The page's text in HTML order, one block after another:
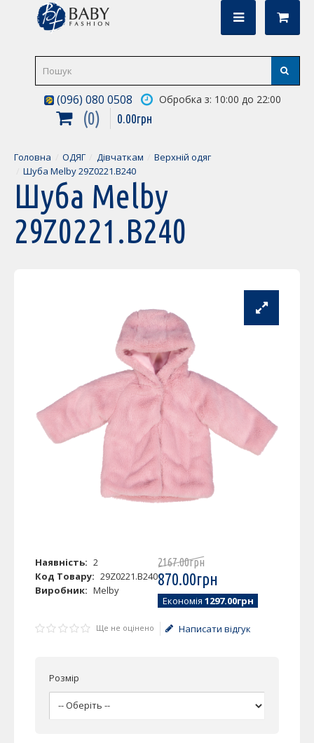
(096) 080 0508 Обробка з: 10:00 до 22:00
0 0.00грн
Головна ОДЯГ Дівчаткам
Верхній одяг
Шуба Melby 29Z0221.B240
Шуба Melby
29Z0221.B240
Наявність: 2
Код Товару: 29Z0221.B240
Виробник: Melby
2167.00грн
870.00грн
Економія 1297.00грн
Ще не оцінено Написати відгук
Розмір